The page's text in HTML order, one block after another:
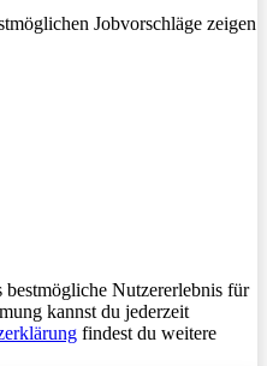
Jobvorschläge zeigen
Nutzererlebnis für
kannst du jederzeit
findest du weitere